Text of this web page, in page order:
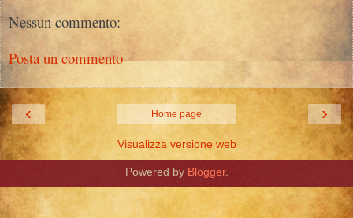
Nessun commento:
Posta un commento
‹ ›
Home page
Visualizza versione web
Powered by Blogger.